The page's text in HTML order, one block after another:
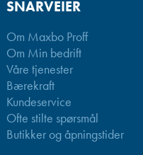
SNARVEIER
Om Maxbo Proff
Om Min bedrift
Våre tjenester
Bærekraft
Kundeservice
Ofte stilte spørsmål
Butikker og åpningstider